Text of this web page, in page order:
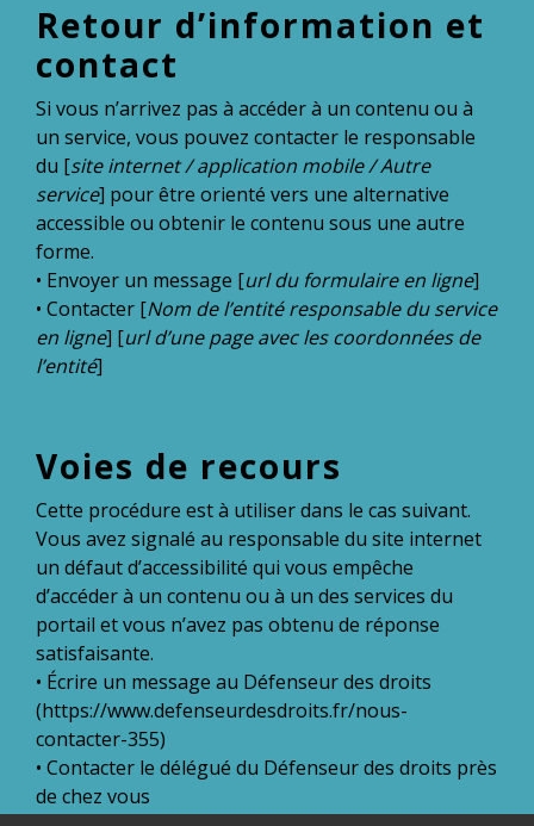
Retour d’information et
contact
Si vous n’arrivez pas à accéder à un contenu ou à
un service, vous pouvez contacter le responsable
du [site internet / application mobile / Autre
service] pour être orienté vers une alternative
accessible ou obtenir le contenu sous une autre
forme.
• Envoyer un message [url du formulaire en ligne]
• Contacter [Nom de l’entité responsable du service
en ligne] [url d’une page avec les coordonnées de
l’entité]
Voies de recours
Cette procédure est à utiliser dans le cas suivant.
Vous avez signalé au responsable du site internet
un défaut d’accessibilité qui vous empêche
d’accéder à un contenu ou à un des services du
portail et vous n’avez pas obtenu de réponse
satisfaisante.
• Écrire un message au Défenseur des droits
(https://www.defenseurdesdroits.fr/nous-
contacter-355)
• Contacter le délégué du Défenseur des droits près
de chez vous